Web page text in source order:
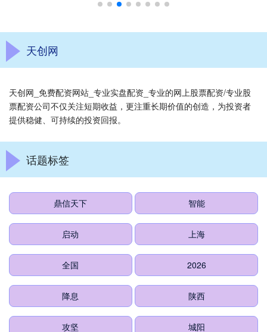
天创网
天创网_免费配资网站_专业实盘配资_专业的网上股票配资/专业股
票配资公司不仅关注短期收益，更注重长期价值的创造，为投资者
提供稳健、可持续的投资回报。
话题标签
鼎信天下 智能
启动 上海
全国 2026
降息 陕西
攻坚 城阳